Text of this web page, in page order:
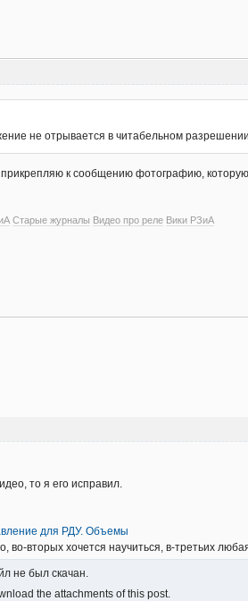
не отрывается в читабельном разрешении.
к сообщению фотографию,
Старые журналы Видео про реле Вики РЗиА
то я его исправил.
для РДУ. Объемы
во-вторых хочется научиться, в-третьих
не был скачан.
the attachments of this post.